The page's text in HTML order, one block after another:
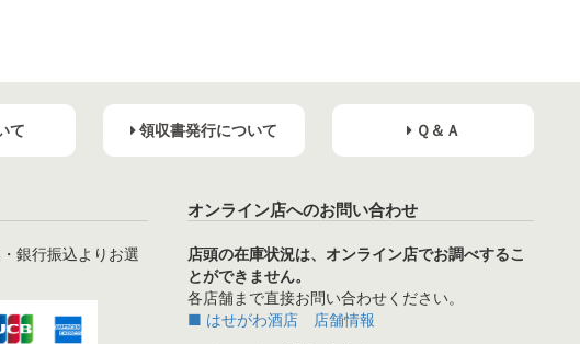
て 領収書発行について Ｑ＆Ａ
銀行振込よりお選
オンライン店へのお問い合わせ
店頭の在庫状況は、オンライン店でお調べするこ
とができません。
各店舗まで直接お問い合わせください。
■ はせがわ酒店 店舗情報